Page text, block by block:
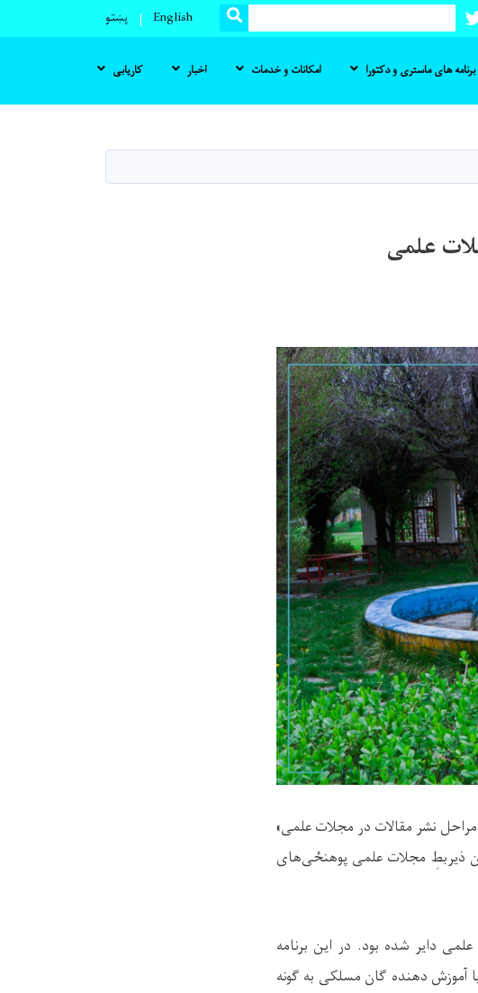
Twitter
Search
SEARCH
English پښتو
برنامه های ماستری و دکتورا امکانات و خدمات اخبار کاریابی
علمی
نشر مقالات در مجلات علمی»
کارمندان ذیربطِ مجلات علمی پوهنځی‌های
دایر شده بود. در این برنامه
آموزش دهنده گان مسلکی به گونه